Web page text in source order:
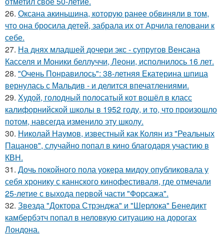
26. Оксана акиньшина, которую ранее обвиняли в том,
что она бросила детей, забрала их от Арчила геловани к
себе.
27. На днях младшей дочери экс - супругов Венсана
Касселя и Моники беллуччи, Леони, исполнилось 16 лет.
28. "Очень Понравилось": 38-летняя Екатерина шпица
вернулась с Мальдив - и делится впечатлениями.
29. Худой, голодный полосатый кот вошёл в класс
калифорнийской школы в 1952 году, и то, что произошло
потом, навсегда изменило эту школу.
30. Николай Наумов, известный как Колян из "Реальных
Пацанов", случайно попал в кино благодаря участию в
КВН.
31. Дочь покойного пола уокера мидоу опубликовала у
себя хронику с каннского кинофестиваля, где отмечали
25-летие с выхода первой части "Форсажа".
32. Звезда "Доктора Стрэнджа" и "Шерлока" Бенедикт
камбербэтч попал в неловкую ситуацию на дорогах
Лондона.